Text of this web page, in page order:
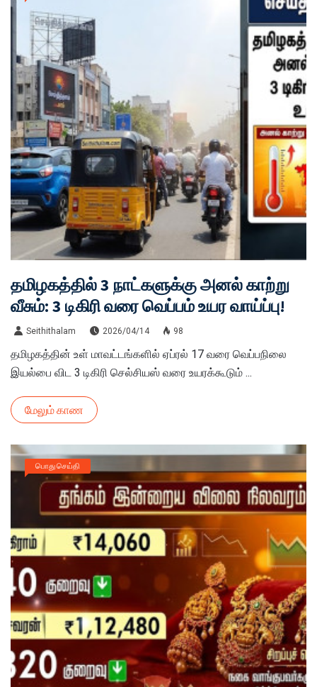
தமிழகத்தில் 3 நாட்களுக்கு அனல் காற்று
வீசும்: 3 டிகிரி வரை வெப்பம் உயர வாய்ப்பு!
Seithithalam 2026/04/14 98
தமிழகத்தின் உள் மாவட்டங்களில் ஏப்ரல் 17 வரை வெப்பநிலை
இயல்பை விட 3 டிகிரி செல்சியஸ் வரை உயரக்கூடும் ...
மேலும் காண
பொது செய்தி